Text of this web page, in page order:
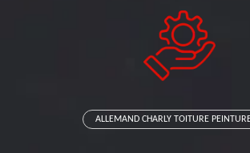
ALLEMAND CHARLY TOITURE